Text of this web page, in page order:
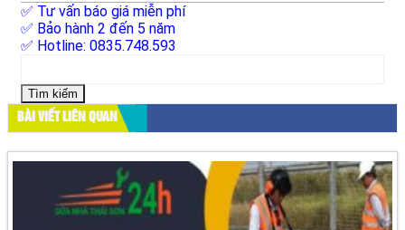
✅ Tư vấn báo giá miễn phí
✅ Bảo hành 2 đến 5 năm
✅ Hotline: 0835.748.593
cho:
BÀI VIẾT LIÊN QUAN